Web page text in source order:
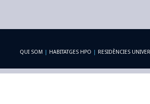
QUI SOM | HABITATGES HPO | RESIDÈNCIES